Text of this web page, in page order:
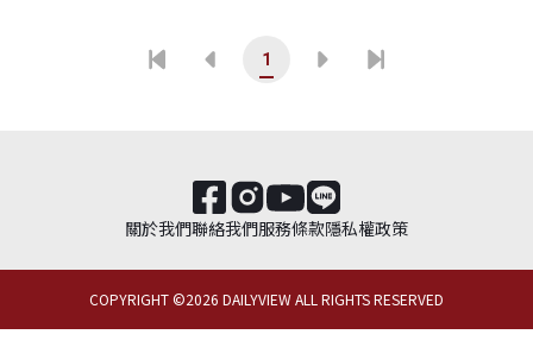
1
關於我們聯絡我們服務條款隱私權政策
COPYRIGHT ©2026 DAILYVIEW ALL RIGHTS RESERVED